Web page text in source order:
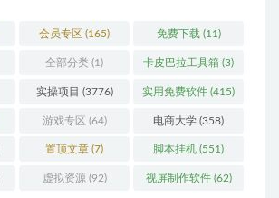
会员专区 (165) 免费下载 (11)
全部分类 (1) 卡皮巴拉工具箱 (3)
实操项目 (3776) 实用免费软件 (415)
游戏专区 (64) 电商大学 (358)
置顶文章 (7) 脚本挂机 (551)
虚拟资源 (92) 视屏制作软件(62)